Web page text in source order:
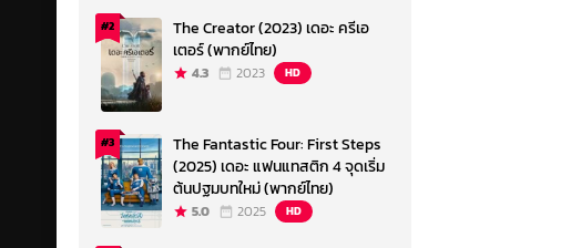
#2
The Creator (2023) เดอะ ครีเอ
เตอร์ (พากย์ไทย)
4.3 2023 HD
#3
The Fantastic Four: First Steps
(2025) เดอะ แฟนแทสติก 4 จุดเริ่ม
ต้นปฐมบทใหม่ (พากย์ไทย)
5.0 2025 HD